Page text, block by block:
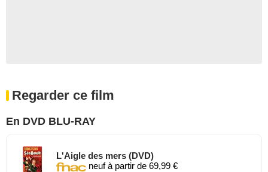
Regarder ce film
En DVD BLU-RAY
L'Aigle des mers (DVD)
neuf à partir de 69,99 €